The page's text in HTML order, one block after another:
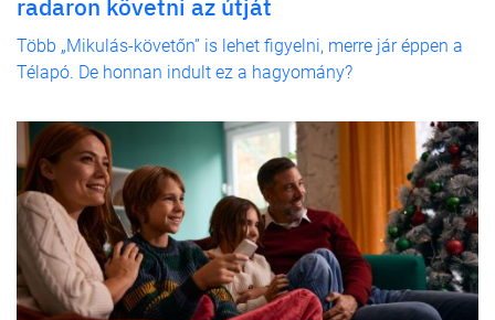
radaron követni az útját
Több „Mikulás-követőn” is lehet figyelni, merre jár éppen a
Télapó. De honnan indult ez a hagyomány?